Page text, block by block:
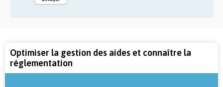
Optimiser la gestion des aides et connaître la
réglementation